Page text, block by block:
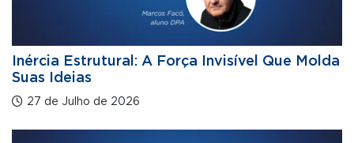
Inércia Estrutural: A Força Invisível Que Molda
Suas Ideias
27 de Julho de 2026